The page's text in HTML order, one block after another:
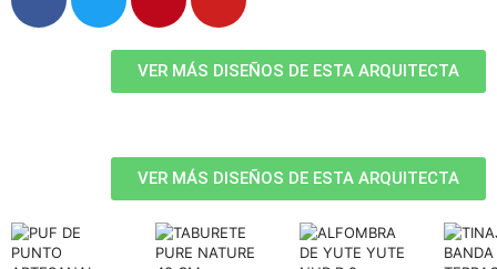
VER MÁS DISEÑOS DE ESTA ARQUITECTA
VER MÁS DISEÑOS DE ESTA ARQUITECTA